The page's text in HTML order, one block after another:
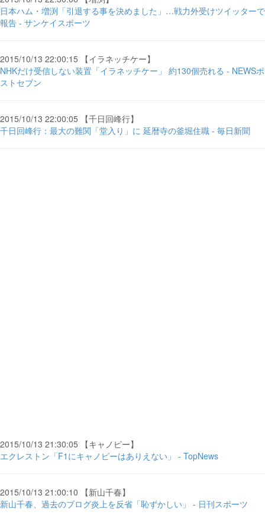
日本ハム・増渕「引退する事を決めました」…戦力外受けツイッターで
報告 - サンケイスポーツ
2015/10/13 22:00:15 【イラネッチケー】
NHKだけ受信しない装置「イラネッチケー」 約130個売れる - NEWSポ
ストセブン
2015/10/13 22:00:05 【千日回峰行】
千日回峰行：最大の難関「堂入り」に 延暦寺の釜堀住職 - 毎日新聞
2015/10/13 21:30:05 【キャノピー】
エクレストン「F1にキャノピーはありえない」 - TopNews
2015/10/13 21:00:10 【新山千春】
新山千春、過去のブログ炎上を反省「恥ずかしい」 - 日刊スポーツ